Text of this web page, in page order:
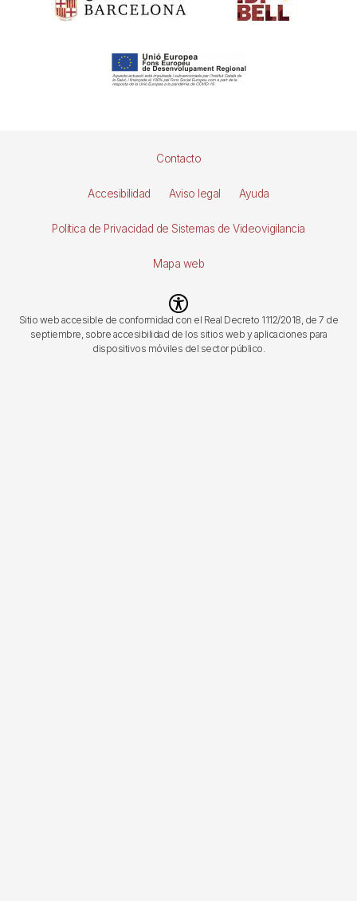
Contacto
Accesibilidad Aviso legal Ayuda
Política de Privacidad de Sistemas de Videovigilancia
Mapa web
Imagen
Sitio web accesible de conformidad con el Real Decreto 1112/2018, de 7 de
septiembre, sobre accesibilidad de los sitios web y aplicaciones para
dispositivos móviles del sector público.